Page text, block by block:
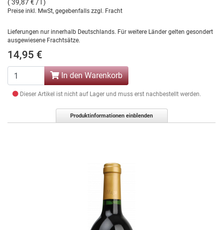
( 39,87 € / l )
Preise inkl. MwSt, gegebenfalls zzgl. Fracht
Lieferungen nur innerhalb Deutschlands. Für weitere Länder gelten gesondert
ausgewiesene Frachtsätze.
14,95 €
In den Warenkorb
Dieser Artikel ist nicht auf Lager und muss erst nachbestellt werden.
Produktinformationen einblenden